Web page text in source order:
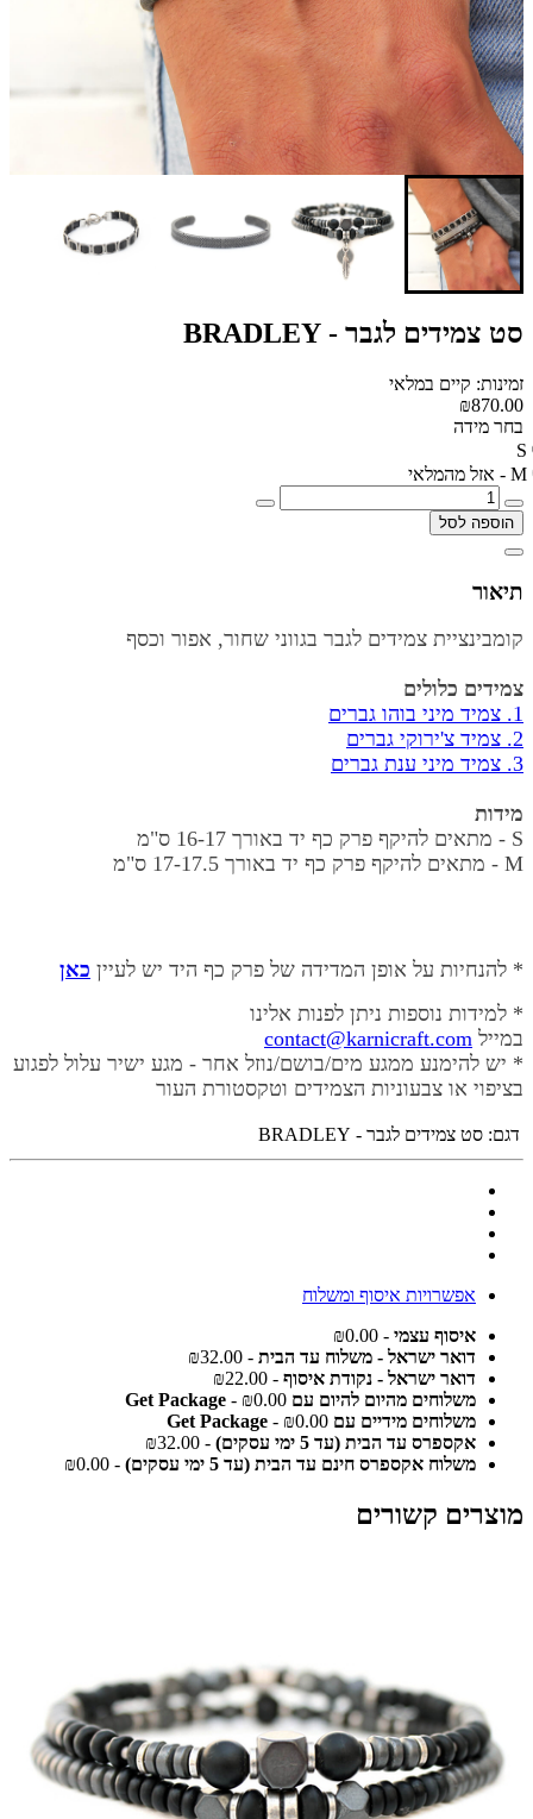
סט צמידים לגבר - BRADLEY
זמינות: קיים במלאי
₪870.00
בחר מידה
S
M - אזל מהמלאי
הוספה לסל
תיאור
קומבינציית צמידים לגבר בגווני שחור, אפור וכסף
צמידים כלולים
1. צמיד מיני בוהו גברים
2. צמיד צ'ירוקי גברים
3. צמיד
מיני ענת גברים
מידות
S - מתאים להיקף פרק כף יד באורך
16-17 ס"מ
M - מתאים להיקף פרק כף יד באורך
17-17.5 ס"מ
* להנחיות על אופן המדידה של פרק כף היד יש לעיין כאן
* למידות נוספות ניתן לפנות אלינו
במייל contact@karnicraft.com
* יש להימנע ממגע מים/בושם/נוזל אחר - מגע ישיר עלול לפגוע
בציפוי או צבעוניות הצמידים וטקסטורת העור
דגם: סט צמידים לגבר - BRADLEY
אפשרויות איסוף ומשלוח
איסוף עצמי - ₪0.00
דואר ישראל - משלוח עד הבית - ₪32.00
דואר ישראל - נקודת איסוף - ₪22.00
משלוחים מהיום להיום עם Get Package - ₪0.00
משלוחים מידיים עם Get Package - ₪0.00
אקספרס עד הבית (עד 5 ימי עסקים)
- ₪32.00
משלוח אקספרס חינם עד הבית (עד 5 ימי עסקים)
- ₪0.00
מוצרים קשורים